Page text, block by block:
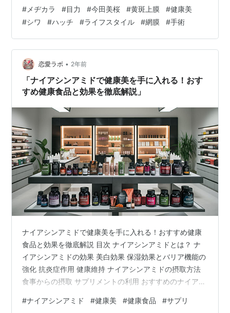
ただ、ただ、残念な僕の胸の内をひたすら、書き綴った
感じになってしまった。結果、全く役に立たない、読者
の利にならない記事になったと反省した。 ジャーナリン
グ関連リンク hatch51.com そう、凹み気分で暗くならな
いように！ということと、読者に役立ち感を感じてもら
いたい気持ちから…
# メヂカラ #目力 #今田美桜 #黄斑上膜 #健康美
#シワ #ハッチ #ライフスタイル #網膜 #手術
恋愛ラボ • 2年前
「ナイアシンアミドで健康美を手に入れる！おす
すめ健康食品と効果を徹底解説」
ナイアシンアミドで健康美を手に入れる！おすすめ健康
食品と効果を徹底解説 目次 ナイアシンアミドとは？ ナ
イアシンアミドの効果 美白効果 保湿効果とバリア機能の
強化 抗炎症作用 健康維持 ナイアシンアミドの摂取方法
食事からの摂取 サプリメントの利用 おすすめのナイアシ
り そば ナイアシンアミド配合サプリメントの選び方 ナ
#ナイアシンアミド #健康美 #健康食品 #サプリ